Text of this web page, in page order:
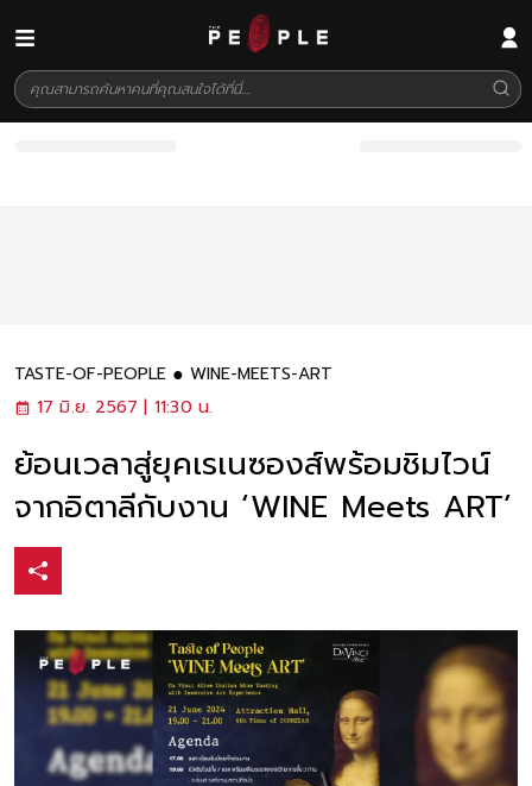
TASTE-OF-PEOPLE
WINE-MEETS-ART
17 มิ.ย. 2567 | 11:30 น.
ย้อนเวลาสู่ยุคเรเนซองส์พร้อมชิมไวน์
จากอิตาลีกับงาน ‘WINE Meets ART’